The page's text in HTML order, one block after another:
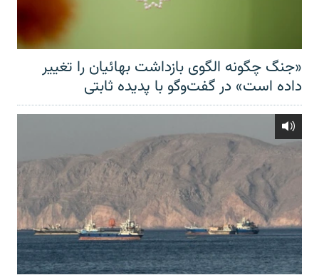
«جنگ چگونه الگوی بازداشت بهائیان را تغییر
داده است» در گفت‌وگو با پدیده ثابتی